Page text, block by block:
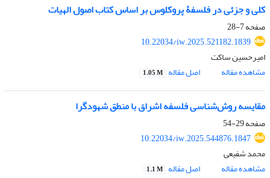
کلی و جزئی در فلسفۀ پروکلوس بر اساس کتاب اصول الهیات
صفحه7-28
10.22034/iw.2025.521182.1839
امیرحسین ساکت
مشاهده مقاله
اصل مقاله 1.05 M
مقایسه روش‌شناسی فلسفه اشراق با منطق شهودگرا
صفحه29-54
10.22034/iw.2025.544876.1847
محمد شفیعی
مشاهده مقاله
اصل مقاله 1.1 M